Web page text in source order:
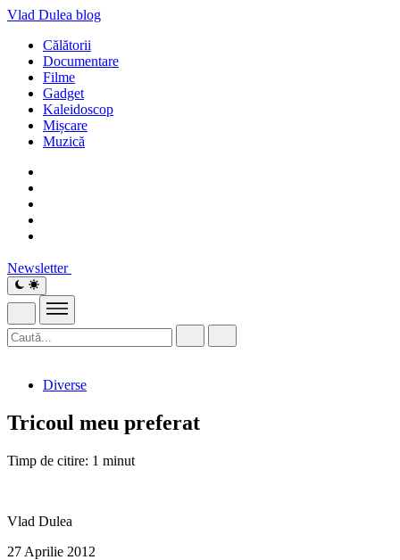
Vlad Dulea blog
Călătorii
Documentare
Filme
Gadget
Kaleidoscop
Mișcare
Muzică
Newsletter
Diverse
Tricoul meu preferat
Timp de citire: 1 minut
Vlad Dulea
27 Aprilie 2012